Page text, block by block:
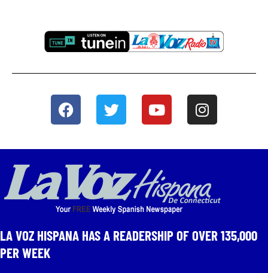
LA VOZ HISPANA HAS A READERSHIP OF OVER 135,000
PER WEEK​